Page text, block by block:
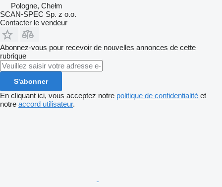
Pologne, Chełm
SCAN-SPEC Sp. z o.o.
Contacter le vendeur
Abonnez-vous pour recevoir de nouvelles annonces de cette
rubrique
S'abonner
En cliquant ici, vous acceptez notre politique de confidentialité et
notre accord utilisateur.